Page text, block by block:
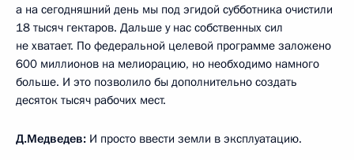
а на сегодняшний день мы под эгидой субботника очистили
18 тысяч гектаров. Дальше у нас собственных сил
не хватает. По федеральной целевой программе заложено
600 миллионов на мелиорацию, но необходимо намного
больше. И это позволило бы дополнительно создать
десяток тысяч рабочих мест.
Д.Медведев: И просто ввести земли в эксплуатацию.